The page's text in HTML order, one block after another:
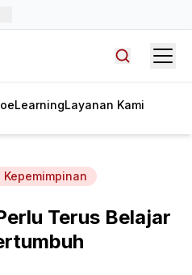
eLearningLayanan Kami
Kepemimpinan
Terus Belajar